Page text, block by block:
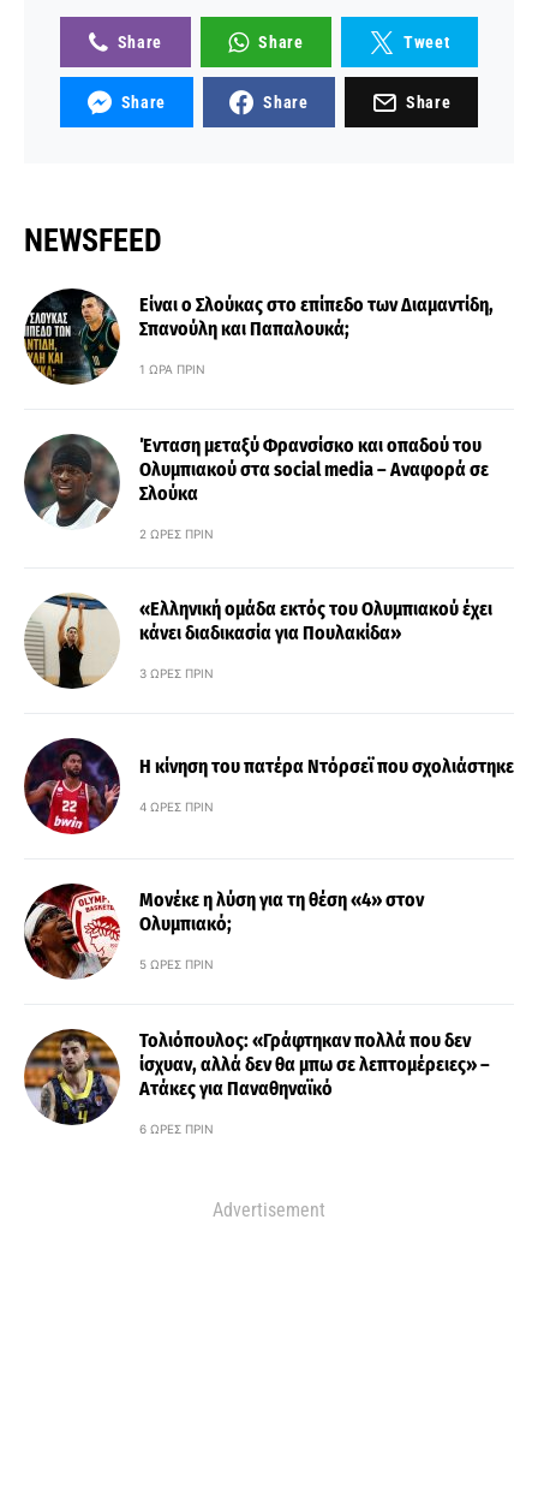
Share Share Tweet
Share Share Share
NEWSFEED
Είναι ο Σλούκας στο επίπεδο των Διαμαντίδη,
Σπανούλη και Παπαλουκά;
1 ΏΡΑ ΠΡΙΝ
Ένταση μεταξύ Φρανσίσκο και οπαδού του
Ολυμπιακού στα social media – Αναφορά σε
Σλούκα
2 ΏΡΕΣ ΠΡΙΝ
«Ελληνική ομάδα εκτός του Ολυμπιακού έχει
κάνει διαδικασία για Πουλακίδα»
3 ΏΡΕΣ ΠΡΙΝ
Η κίνηση του πατέρα Ντόρσεϊ που σχολιάστηκε
4 ΏΡΕΣ ΠΡΙΝ
Μονέκε η λύση για τη θέση «4» στον
Ολυμπιακό;
5 ΏΡΕΣ ΠΡΙΝ
Τολιόπουλος: «Γράφτηκαν πολλά που δεν
ίσχυαν, αλλά δεν θα μπω σε λεπτομέρειες» –
Ατάκες για Παναθηναϊκό
6 ΏΡΕΣ ΠΡΙΝ
Advertisement